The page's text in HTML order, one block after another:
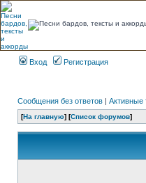
Вход Регистрация
Сообщения без ответов | Активные
[На главную] [Список форумов]